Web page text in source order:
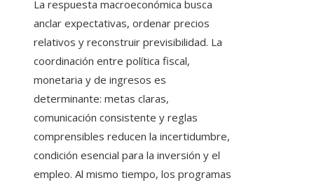
La respuesta macroeconómica busca
anclar expectativas, ordenar precios
relativos y reconstruir previsibilidad. La
coordinación entre política fiscal,
monetaria y de ingresos es
determinante: metas claras,
comunicación consistente y reglas
comprensibles reducen la incertidumbre,
condición esencial para la inversión y el
empleo. Al mismo tiempo, los programas